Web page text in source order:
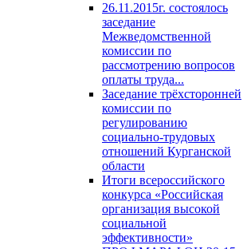
26.11.2015г. состоялось
заседание
Межведомственной
комиссии по
рассмотрению вопросов
оплаты труда...
Заседание трёхсторонней
комиссии по
регулированию
социально-трудовых
отношений Курганской
области
Итоги всероссийского
конкурса «Российская
организация высокой
социальной
эффективности»